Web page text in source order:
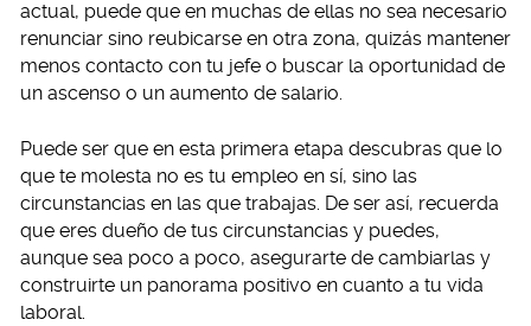
actual, puede que en muchas de ellas no sea necesario
renunciar sino reubicarse en otra zona, quizás mantener
menos contacto con tu jefe o buscar la oportunidad de
un ascenso o un aumento de salario.
Puede ser que en esta primera etapa descubras que lo
que te molesta no es tu empleo en sí, sino las
circunstancias en las que trabajas. De ser así, recuerda
que eres dueño de tus circunstancias y puedes,
aunque sea poco a poco, asegurarte de cambiarlas y
construirte un panorama positivo en cuanto a tu vida
laboral.